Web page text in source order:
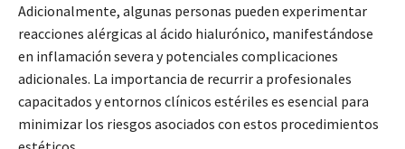
Adicionalmente, algunas personas pueden experimentar
reacciones alérgicas al ácido hialurónico, manifestándose
en inflamación severa y potenciales complicaciones
adicionales. La importancia de recurrir a profesionales
capacitados y entornos clínicos estériles es esencial para
minimizar los riesgos asociados con estos procedimientos